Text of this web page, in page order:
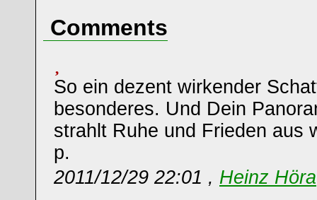
Comments
So ein dezent wirkender
besonderes. Und Dein
strahlt Ruhe und Frieden aus
p.
2011/12/29 22:01 , Heinz Höra